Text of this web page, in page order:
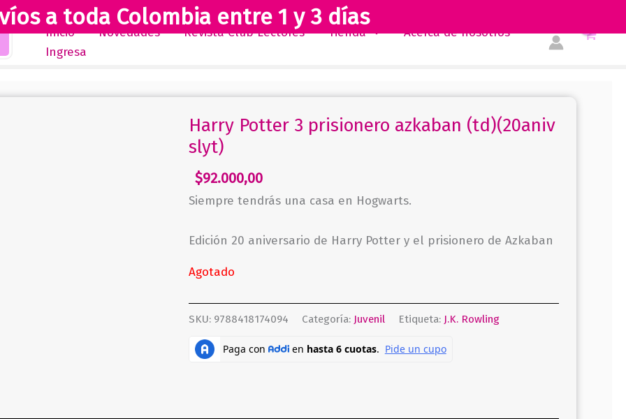
a toda Colombia entre 1 y 3 días
Inicio Novedades Revista Club Lectores Tienda
Acerca de nosotros
Ingresa
Harry Potter 3 prisionero azkaban (td)(20aniv
slyt)
$92.000,00
Siempre tendrás una casa en Hogwarts.
Edición 20 aniversario de Harry Potter y el prisionero de Azkaban
Agotado
SKU: 9788418174094 Categoría: Juvenil Etiqueta: J.K. Rowling